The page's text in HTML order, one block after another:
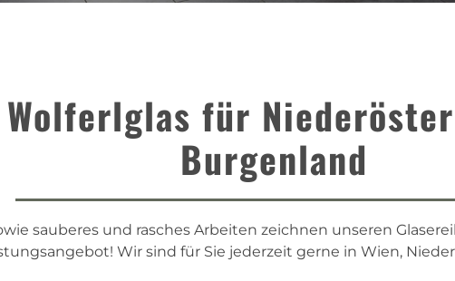
für
Burgenland
sauberes und rasches Arbeiten zeichnen unseren
Wir sind für Sie jederzeit gerne in Wien,